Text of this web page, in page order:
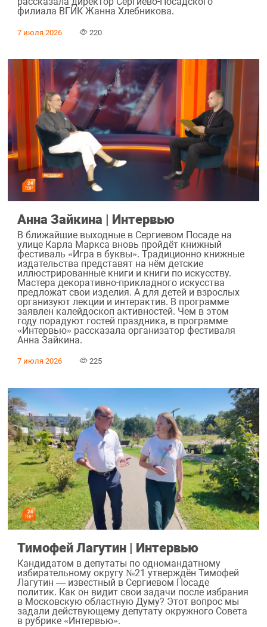
филиала ВГИК Жанна Хлебникова.
7 июля 2026 220
Анна Зайкина | Интервью
В ближайшие выходные в Сергиевом Посаде на
улице Карла Маркса вновь пройдёт книжный
фестиваль «Игра в буквы». Традиционно книжные
издательства представят на нём детские
иллюстрированные книги и книги по искусству.
Мастера декоративно-прикладного искусства
предложат свои изделия. А для детей и взрослых
организуют лекции и интерактив. В программе
заявлен калейдоскоп активностей. Чем в этом
году порадуют гостей праздника, в программе
«Интервью» рассказала организатор фестиваля
Анна Зайкина.
7 июля 2026 225
Тимофей Лагутин | Интервью
Кандидатом в депутаты по одномандатному
избирательному округу №21 утверждён Тимофей
Лагутин — известный в Сергиевом Посаде
политик. Как он видит свои задачи после избрания
в Московскую областную Думу? Этот вопрос мы
задали действующему депутату окружного Совета
в рубрике «Интервью».